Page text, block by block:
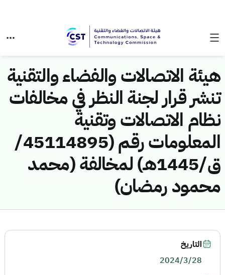
هيئة الاتصالات والفضاء والتقنية
تنشر قرار لجنة النظر في مخالفات
نظام الاتصالات وتقنية
المعلومات رقم (45114895/
ق/1445هـ) لمخالفة (محمد
محمود رمضان)
التاريخ
2024/3/28